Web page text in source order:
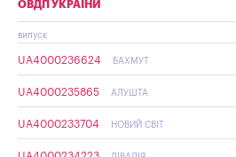
ОВДП УКРАЇНИ
випуск
UA4000236624 БАХМУТ
UA4000235865 АЛУШТА
UA4000233704 НОВИЙ СВІТ